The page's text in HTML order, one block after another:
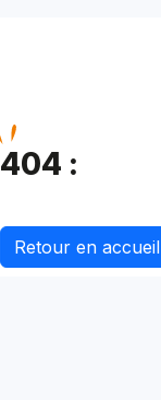
404 :
Retour en accueil